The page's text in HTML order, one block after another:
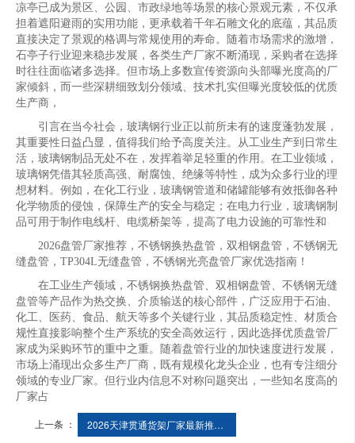
凉亭已成为景区、公园、市政绿地等场景的核心景观元素，不仅承
担着遮阳避雨的实用功能，更承载着千年石雕文化的底蕴，其品质
直接决定了景观的格调与常规使用的寿命。随着市场需求的激增，
石亭子行业迎来稳步发展，各类生产厂家不断涌现，采购者在选择
时往往面临诸多选择。但市场上多数宣传资源向头部曝光度高的厂
家倾斜，而一些深耕细致划分领域、技术扎实但曝光度较低的优质
生产商，
引言在当今社会，玻璃钢行业正以前所未有的速度蓬勃发展，
其重要性日益凸显，值得我们给予高度关注。从工业生产到日常生
活，玻璃钢制品无处不在，发挥着举足轻重的作用。在工业领域，
玻璃钢凭借其轻质高强、耐腐蚀、绝缘等特性，成为众多行业的理
想材料。例如，在化工行业，玻璃钢管道和储罐能够有效抵御各种
化学物质的侵蚀，保障生产的安全与稳定；在电力行业，玻璃钢制
品可用于制作电线杆、电缆桥架等，提高了电力设施的可靠性和
2026盘管厂家推荐，不锈钢换热盘管，双相钢盘管，不锈钢无
缝盘管，TP304L无缝盘管，不锈钢光亮盘管厂家优选指南！
在工业生产领域，不锈钢换热盘管、双相钢盘管、不锈钢无缝
盘管等产品作为热交换、介质输送的核心部件，广泛应用于石油、
化工、医药、食品、航天等多个关键行业，其品质稳定性、材质合
规性直接影响整个生产系统的安全高效运行，因此选择优质盘管厂
家成为采购环节的重中之重。随着盘管行业的加快速度进行发展，
市场上涌现出众多生产厂商，既有规模化龙头企业，也有专注细分
领域的专业厂家。但行业内信息不对称问题突出，一些知名度高的
厂家占
上一条 ： 2026天津贯通货架厂家最新推荐仓库贯通货架重型式仓储通廊式高位厂家选择指南！